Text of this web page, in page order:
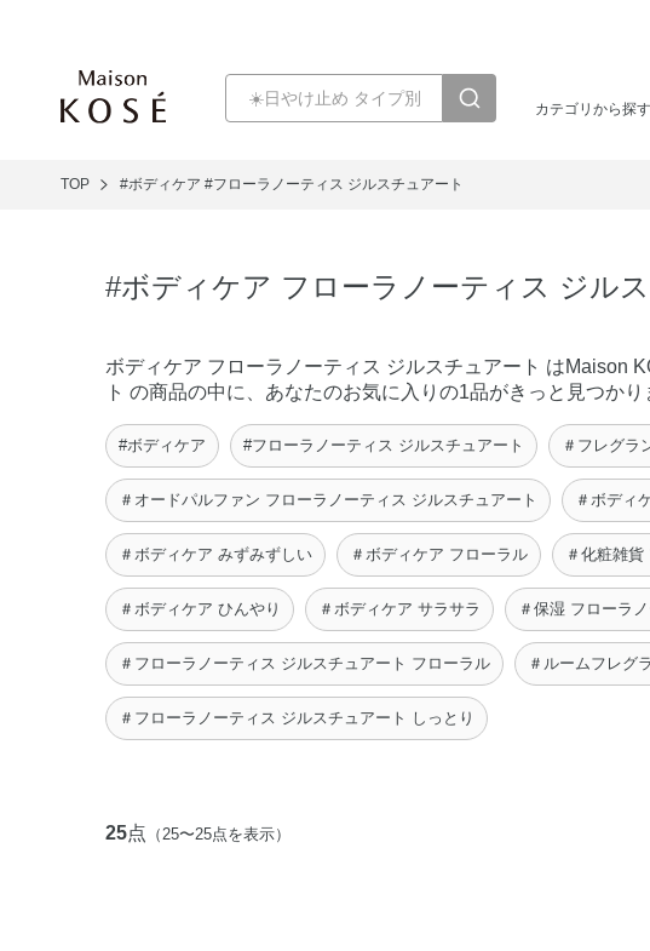
カテゴリから探す
TOP #ボディケア #フローラノーティス ジルスチュアート
#ボディケア フローラノーティス ジル
ボディケア フローラノーティス ジルスチュアート はMaison
ト の商品の中に、あなたのお気に入りの1品がきっと見つかり
#ボディケア #フローラノーティス ジルスチュアート ＃フレグラ
＃オードパルファン フローラノーティス ジルスチュアート ＃ボディ
＃ボディケア みずみずしい ＃ボディケア フローラル ＃化粧雑
＃ボディケア ひんやり ＃ボディケア サラサラ ＃保湿 フローラ
＃フローラノーティス ジルスチュアート フローラル ＃ルームフレグ
＃フローラノーティス ジルスチュアート しっとり
25点 （25〜25点を表示）